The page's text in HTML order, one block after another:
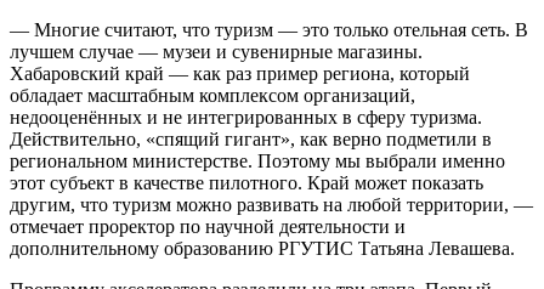
— Многие считают, что туризм — это только отельная сеть. В
лучшем случае — музеи и сувенирные магазины.
Хабаровский край — как раз пример региона, который
обладает масштабным комплексом организаций,
недооценённых и не интегрированных в сферу туризма.
Действительно, «спящий гигант», как верно подметили в
региональном министерстве. Поэтому мы выбрали именно
этот субъект в качестве пилотного. Край может показать
другим, что туризм можно развивать на любой территории, —
отмечает проректор по научной деятельности и
дополнительному образованию РГУТИС Татьяна Левашева.